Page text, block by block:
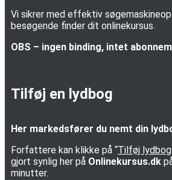
Vi sikrer med effektiv
besøgende finder dit onlinekursus.
OBS – ingen binding, intet
Tilføj en lydbog
Her markedsfører du nemt din
Forfattere kan klikke på “Tilføj lydbog
gjort synlig her på Onlinekursus.dk
minutter.